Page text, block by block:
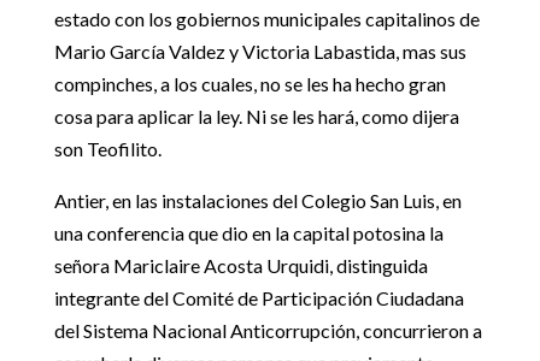
estado con los gobiernos municipales capitalinos de
Mario García Valdez y Victoria Labastida, mas sus
compinches, a los cuales, no se les ha hecho gran
cosa para aplicar la ley. Ni se les hará, como dijera
son Teofilito.
Antier, en las instalaciones del Colegio San Luis, en
una conferencia que dio en la capital potosina la
señora Mariclaire Acosta Urquidi, distinguida
integrante del Comité de Participación Ciudadana
del Sistema Nacional Anticorrupción, concurrieron a